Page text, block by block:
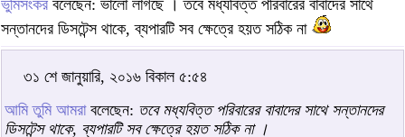
ভুমিসংকর বলেছেন: ভালো লাগছে । তবে মধ্যবিত্ত পরিবারের বাবাদের সাথে
সন্তানদের ডিসটেন্স থাকে, ব্যপারটি সব ক্ষেত্রে হয়ত সঠিক না
৩১ শে জানুয়ারি, ২০১৬ বিকাল ৫:৫৪
আমি তুমি আমরাবলেছেন: তবে মধ্যবিত্ত পরিবারের বাবাদের সাথে সন্তানদের
ডিসটেন্স থাকে, ব্যপারটি সব ক্ষেত্রে হয়ত সঠিক না ।